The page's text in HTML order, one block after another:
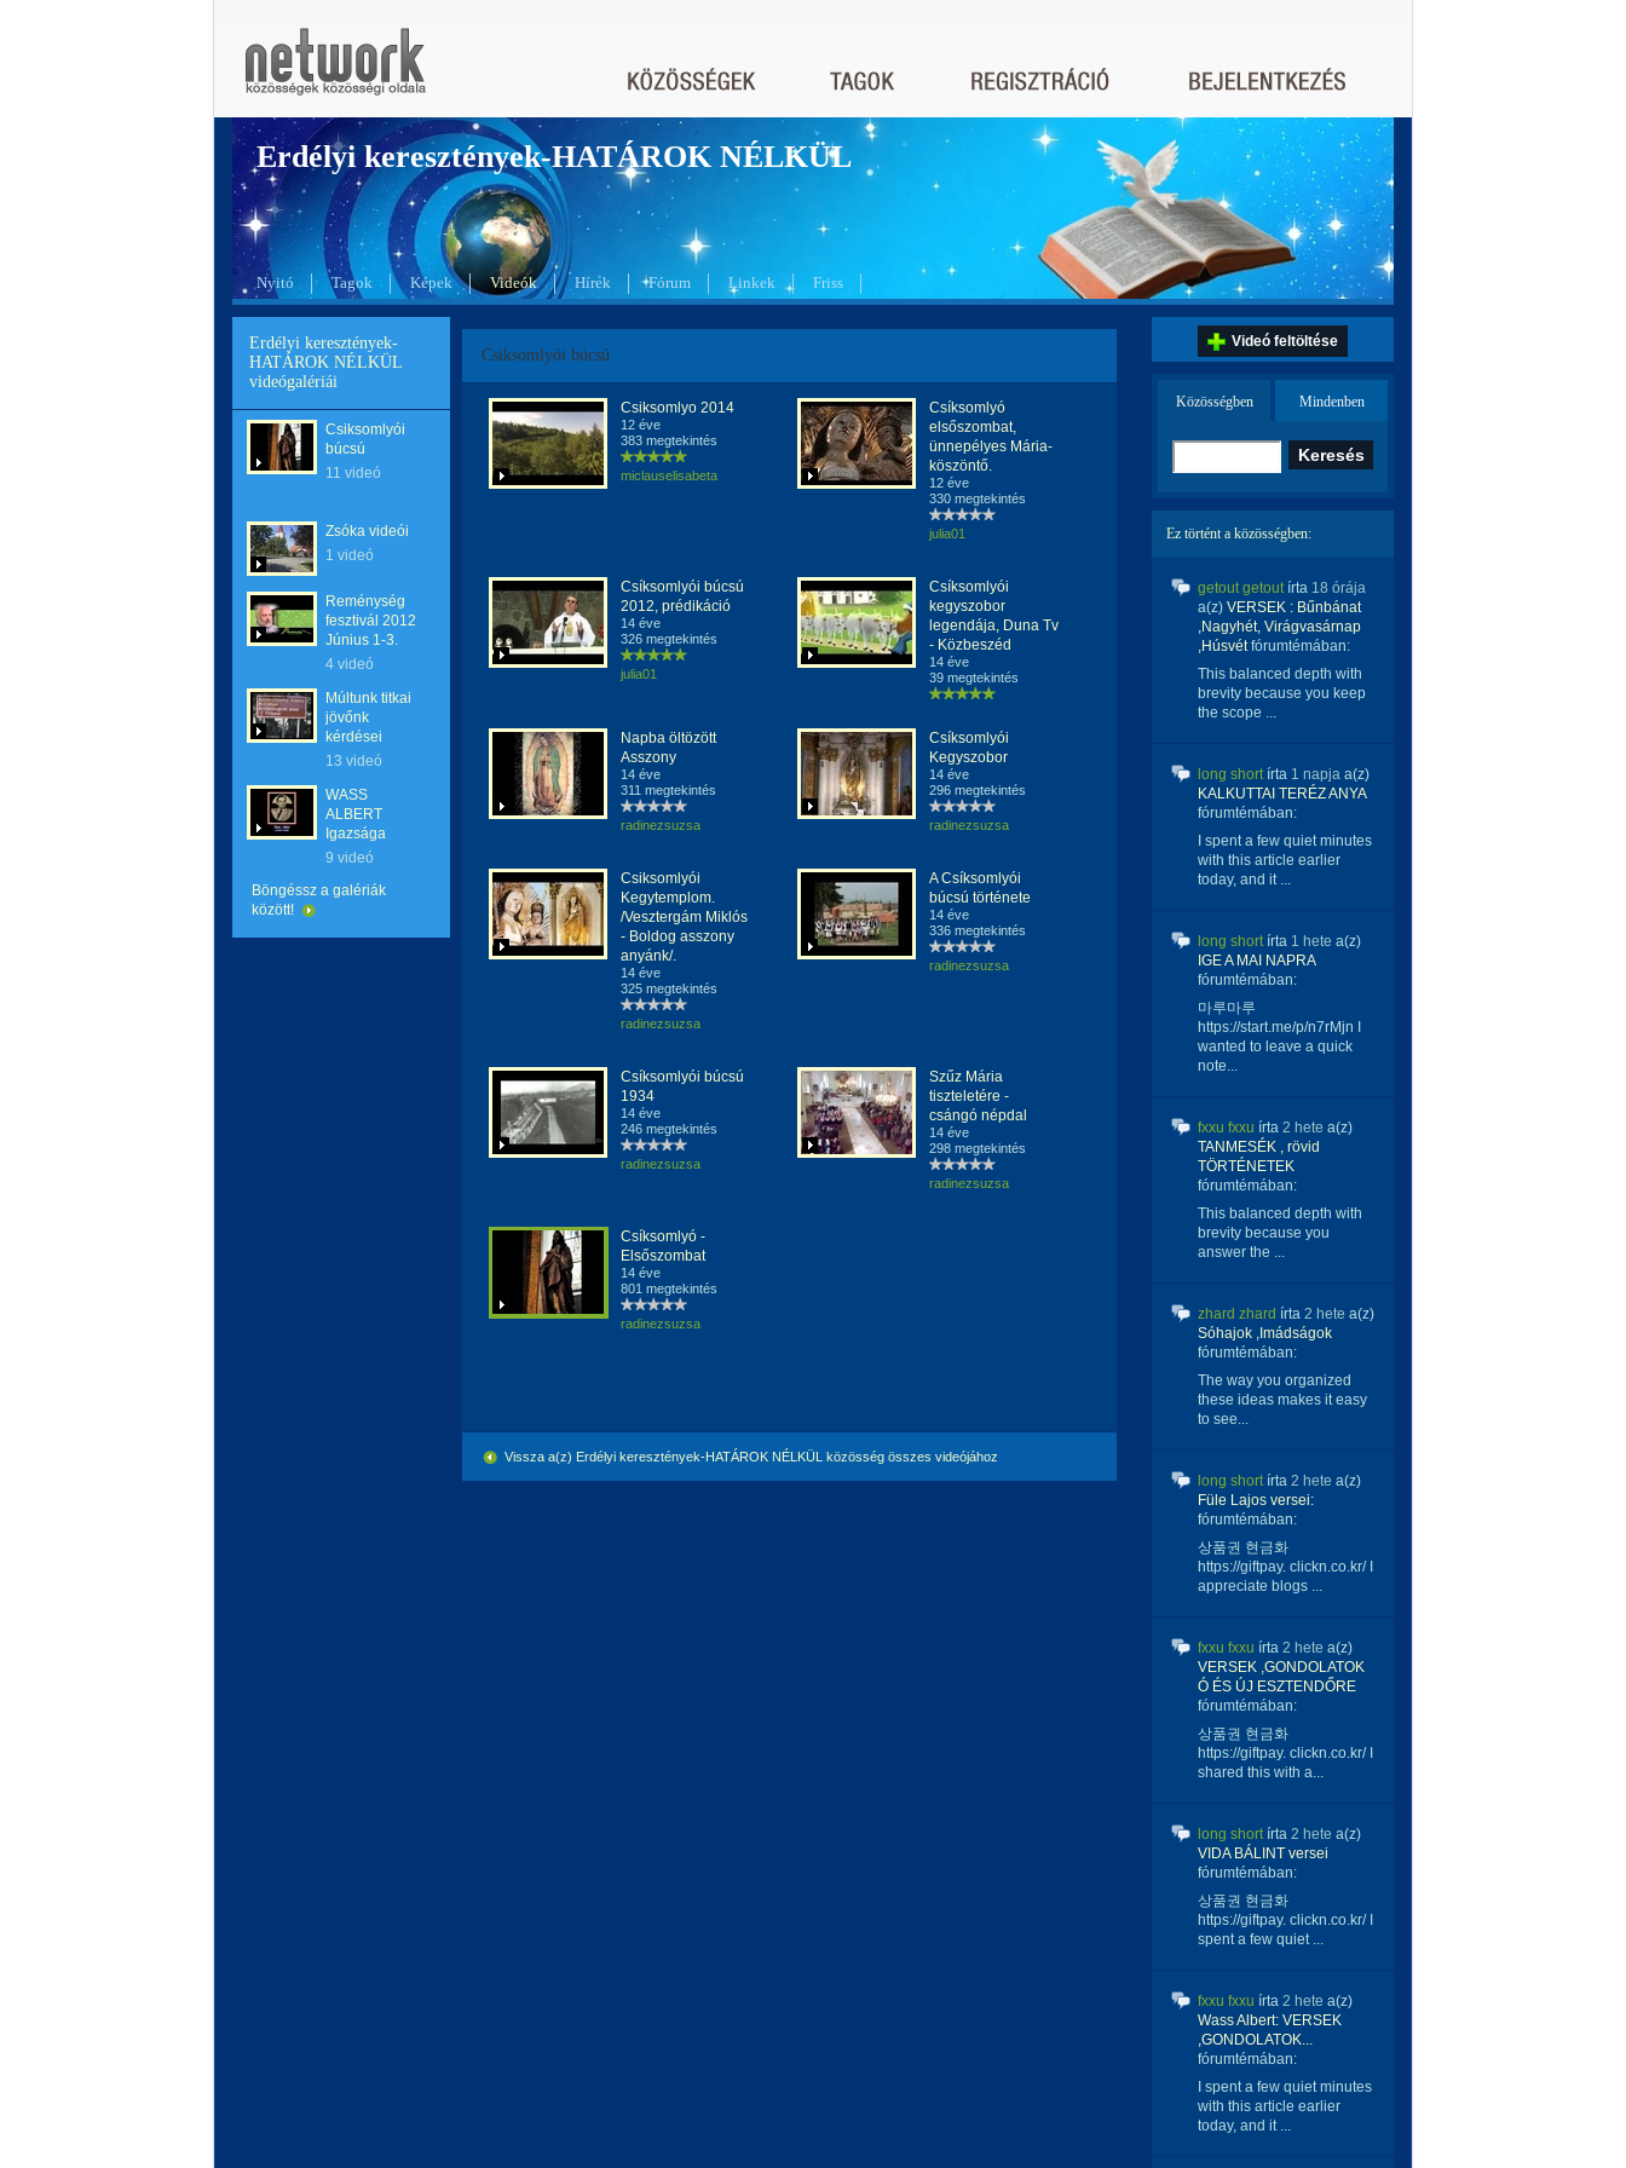
Erdélyi keresztények-HATÁROK NÉLKÜL
Nyitó Tagok Képek Videók Hírek Fórum Linkek Friss
Erdélyi keresztények-
HATÁROK NÉLKÜL
videógalériái
Csiksomlyói
búcsú
11 videó
Zsóka videói
1 videó
Reménység
fesztivál 2012
Június 1-3.
4 videó
Múltunk titkai
jövőnk
kérdései
13 videó
WASS
ALBERT
Igazsága
9 videó
Böngéssz a galériák
között!
Csiksomlyói búcsú
Csiksomlyo 2014
12 éve
383 megtekintés
miclauselisabeta
Csíksomlyó
elsőszombat,
ünnepélyes Mária-
köszöntő.
12 éve
330 megtekintés
julia01
Csíksomlyói búcsú
2012, prédikáció
14 éve
326 megtekintés
julia01
Csíksomlyói
kegyszobor
legendája, Duna Tv
- Közbeszéd
14 éve
39 megtekintés
Napba öltözött
Asszony
14 éve
311 megtekintés
radinezsuzsa
Csíksomlyói
Kegyszobor
14 éve
296 megtekintés
radinezsuzsa
Csiksomlyói
Kegytemplom.
/Vesztergám Miklós
- Boldog asszony
anyánk/.
14 éve
325 megtekintés
radinezsuzsa
A Csíksomlyói
búcsú története
14 éve
336 megtekintés
radinezsuzsa
Csíksomlyói búcsú
1934
14 éve
246 megtekintés
radinezsuzsa
Szűz Mária
tiszteletére -
csángó népdal
14 éve
298 megtekintés
radinezsuzsa
Csíksomlyó -
Elsőszombat
14 éve
801 megtekintés
radinezsuzsa
Vissza a(z) Erdélyi keresztények-HATÁROK NÉLKÜL közösség összes videójához
Videó feltöltése
Közösségben Mindenben
Ez történt a közösségben:
getout getoutírta 18 órája
a(z) VERSEK : Bűnbánat
,Nagyhét, Virágvasárnap
,Húsvétfórumtémában:
This balanced depth with
brevity because you keep
the scope ...
long shortírta 1 napja a(z)
KALKUTTAI TERÉZ ANYA
fórumtémában:
I spent a few quiet minutes
with this article earlier
today, and it ...
long shortírta 1 hete a(z)
IGE A MAI NAPRA
fórumtémában:
마루마루
https://start.me/p/n7rMjn I
wanted to leave a quick
note...
fxxu fxxu írta 2 hete a(z)
TANMESÉK , rövid
TÖRTÉNETEK
fórumtémában:
This balanced depth with
brevity because you
answer the ...
zhard zhard írta 2 hete a(z)
Sóhajok ,Imádságok
fórumtémában:
The way you organized
these ideas makes it easy
to see...
long shortírta 2 hete a(z)
Füle Lajos versei:
fórumtémában:
상품권 현금화
https://giftpay. clickn.co.kr/ I
appreciate blogs ...
fxxu fxxu írta 2 hete a(z)
VERSEK ,GONDOLATOK
Ó ÉS ÚJ ESZTENDŐRE
fórumtémában:
상품권 현금화
https://giftpay. clickn.co.kr/ I
shared this with a...
long shortírta 2 hete a(z)
VIDA BÁLINT versei
fórumtémában:
상품권 현금화
https://giftpay. clickn.co.kr/ I
spent a few quiet ...
fxxu fxxu írta 2 hete a(z)
Wass Albert: VERSEK
,GONDOLATOK...
fórumtémában:
I spent a few quiet minutes
with this article earlier
today, and it ...